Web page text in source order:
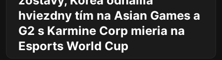
hviezdny tím na Asian Games a
G2 s Karmine Corp mieria na
Esports World Cup